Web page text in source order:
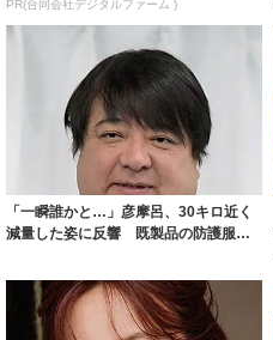
PR(合同会社デジタルファーム )
「一瞬誰かと…」彦摩呂、30キロ近く
減量した姿に反響 既製品の防護服が